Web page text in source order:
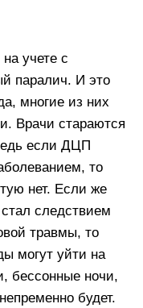
учете с
паралич. И это
многие из них
Врачи стараются
если ДЦП
то
нет. Если же
следствием
травмы, то
могут уйти на
бессонные ночи,
будет.